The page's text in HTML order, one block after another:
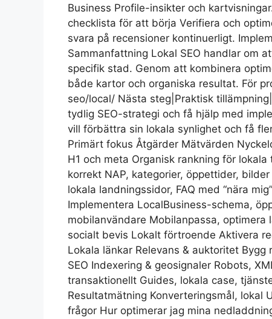
Business Profile-insikter och
checklista för att börja Verifiera och
svara på recensioner kontinuerligt.
Sammanfattning Lokal SEO handlar om
specifik stad. Genom att kombinera
både kartor och organiska resultat. För
seo/local/ Nästa steg|Praktisk
tydlig SEO-strategi och få hjälp med
vill förbättra sin lokala synlighet och få
Primärt fokus Åtgärder Mätvärden
H1 och meta Organisk rankning för
korrekt NAP, kategorier, öppettider,
lokala landningssidor, FAQ med “nära
Implementera LocalBusiness-schema,
mobilanvändare Mobilanpassa,
socialt bevis Lokalt förtroende Aktivera
Lokala länkar Relevans & auktoritet
SEO Indexering & geosignaler Robots,
transaktionellt Guides, lokala case,
Resultatmätning Konverteringsmål, lokal
frågor Hur optimerar jag mina